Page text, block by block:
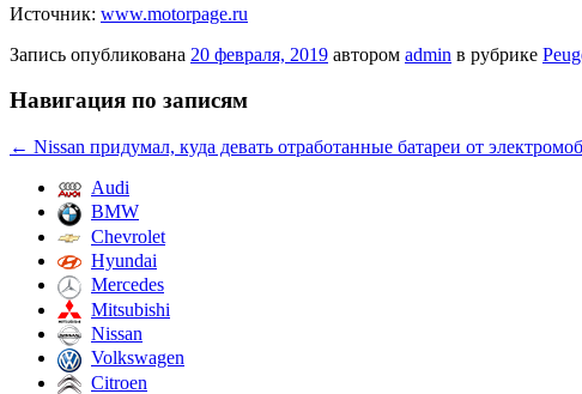
Источник: www.motorpage.ru
Запись опубликована 20 февраля, 2019 автором admin в рубрике
Навигация по записям
← Nissan придумал, куда девать отработанные батареи от
Audi
BMW
Chevrolet
Hyundai
Mercedes
Mitsubishi
Nissan
Volkswagen
Citroen